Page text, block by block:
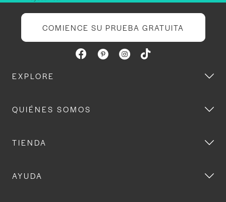
COMIENCE SU PRUEBA GRATUITA
EXPLORE
QUIÉNES SOMOS
TIENDA
AYUDA